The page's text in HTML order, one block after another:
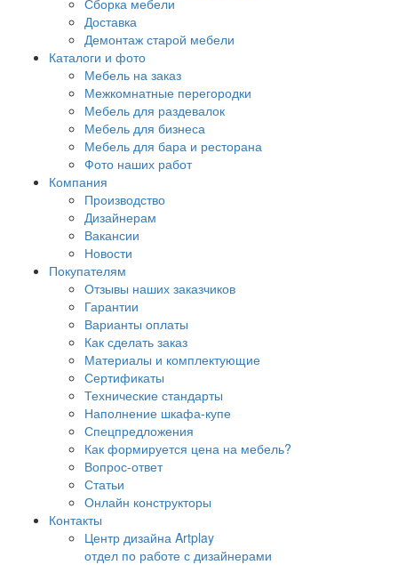
Сборка мебели
Доставка
Демонтаж старой мебели
Каталоги и фото
Мебель на заказ
Межкомнатные перегородки
Мебель для раздевалок
Мебель для бизнеса
Мебель для бара и ресторана
Фото наших работ
Компания
Производство
Дизайнерам
Вакансии
Новости
Покупателям
Отзывы наших заказчиков
Гарантии
Варианты оплаты
Как сделать заказ
Материалы и комплектующие
Сертификаты
Технические стандарты
Наполнение шкафа-купе
Спецпредложения
Как формируется цена на мебель?
Вопрос-ответ
Статьи
Онлайн конструкторы
Контакты
Центр дизайна Artplay
отдел по работе с дизайнерами